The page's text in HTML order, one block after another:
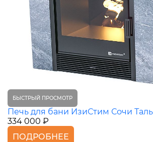
БЫСТРЫЙ ПРОСМОТР
Печь для бани ИзиСтим Сочи
334 000 ₽
ПОДРОБНЕЕ